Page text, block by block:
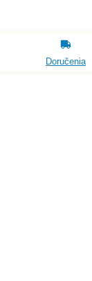
Doručenia